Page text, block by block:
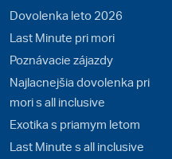
Dovolenka leto 2026
Last Minute pri mori
Poznávacie zájazdy
Najlacnejšia dovolenka pri
mori s all inclusive
Exotika s priamym letom
Last Minute s all inclusive